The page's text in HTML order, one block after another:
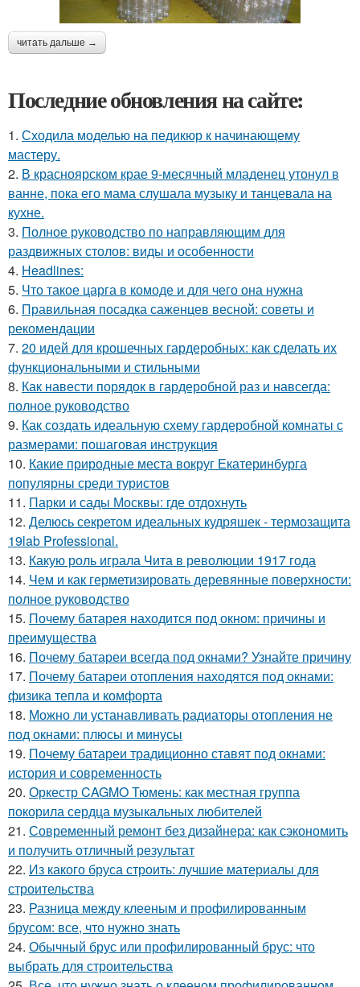
читать дальше →
Последние обновления на сайте:
1. Сходила моделью на педикюр к начинающему
мастеру.
2. В красноярском крае 9-месячный младенец утонул в
ванне, пока его мама слушала музыку и танцевала на
кухне.
3. Полное руководство по направляющим для
раздвижных столов: виды и особенности
4. Headlines:
5. Что такое царга в комоде и для чего она нужна
6. Правильная посадка саженцев весной: советы и
рекомендации
7. 20 идей для крошечных гардеробных: как сделать их
функциональными и стильными
8. Как навести порядок в гардеробной раз и навсегда:
полное руководство
9. Как создать идеальную схему гардеробной комнаты с
размерами: пошаговая инструкция
10. Какие природные места вокруг Екатеринбурга
популярны среди туристов
11. Парки и сады Москвы: где отдохнуть
12. Делюсь секретом идеальных кудряшек - термозащита
19lab Professional.
13. Какую роль играла Чита в революции 1917 года
14. Чем и как герметизировать деревянные поверхности:
полное руководство
15. Почему батарея находится под окном: причины и
преимущества
16. Почему батареи всегда под окнами? Узнайте причину
17. Почему батареи отопления находятся под окнами:
физика тепла и комфорта
18. Можно ли устанавливать радиаторы отопления не
под окнами: плюсы и минусы
19. Почему батареи традиционно ставят под окнами:
история и современность
20. Оркестр CAGMO Тюмень: как местная группа
покорила сердца музыкальных любителей
21. Современный ремонт без дизайнера: как сэкономить
и получить отличный результат
22. Из какого бруса строить: лучшие материалы для
строительства
23. Разница между клееным и профилированным
брусом: все, что нужно знать
24. Обычный брус или профилированный брус: что
выбрать для строительства